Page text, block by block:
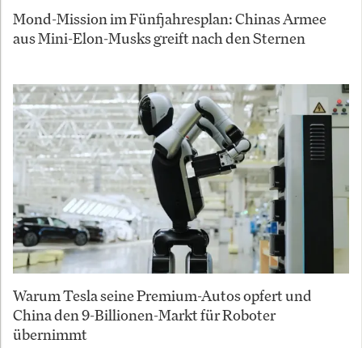
Mond-Mission im Fünfjahresplan: Chinas Armee
aus Mini-Elon-Musks greift nach den Sternen
Warum Tesla seine Premium-Autos opfert und
China den 9-Billionen-Markt für Roboter
übernimmt